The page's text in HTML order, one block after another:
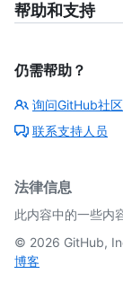
帮助和支持
仍需帮助？
询问GitHub社区
联系支持人员
法律信息
此内容中的一些内
© 2026 GitHub,
博客